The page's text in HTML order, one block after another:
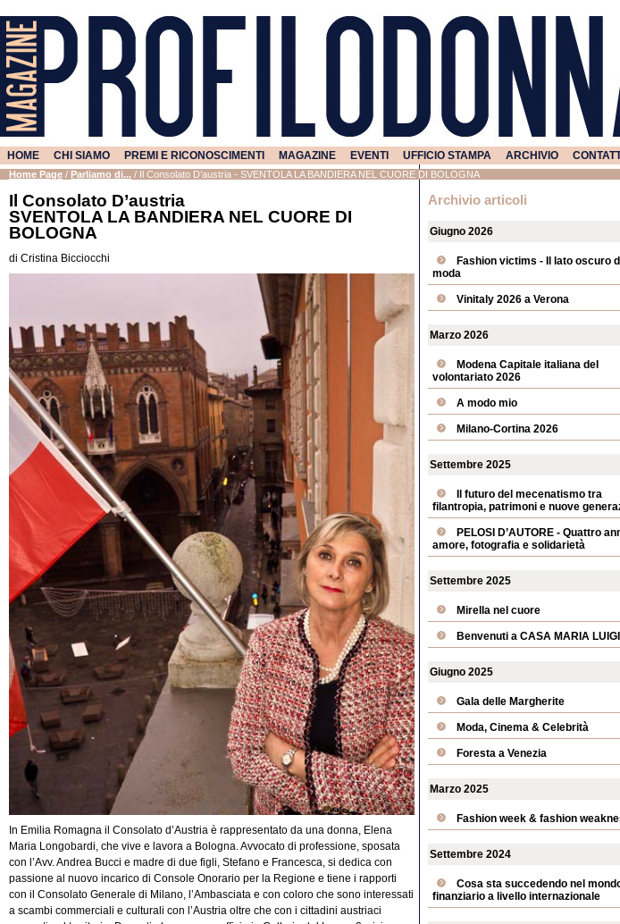
HOME CHI SIAMO PREMI E RICONOSCIMENTI MAGAZINE EVENTI UFFICIO STAMPA ARCHIVIO
Home Page / Parliamo di... / Il Consolato D’austria - SVENTOLA LA BANDIERA NEL CUORE DI BOLOGNA
Il Consolato D’austria
SVENTOLA LA BANDIERA NEL CUORE DI
BOLOGNA
di Cristina Bicciocchi
In Emilia Romagna il Consolato d’Austria è rappresentato da una donna, Elena
Maria Longobardi, che vive e lavora a Bologna. Avvocato di professione, sposata
con l’Avv. Andrea Bucci e madre di due figli, Stefano e Francesca, si dedica con
passione al nuovo incarico di Console Onorario per la Regione e tiene i rapporti
con il Consolato Generale di Milano, l’Ambasciata e con coloro che sono interessati
a scambi commerciali e culturali con l’Austria oltre che con i cittadini austriaci
Archivio articoli
Giugno 2026
Fashion victims - Il lato oscuro
moda
Vinitaly 2026 a Verona
Marzo 2026
Modena Capitale italiana del
volontariato 2026
A modo mio
Milano-Cortina 2026
Settembre 2025
Il futuro del mecenatismo tra
filantropia, patrimoni e nuove
PELOSI D’AUTORE - Quattro
amore, fotografia e solidarietà
Settembre 2025
Mirella nel cuore
Benvenuti a CASA MARIA
Giugno 2025
Gala delle Margherite
Moda, Cinema & Celebrità
Foresta a Venezia
Marzo 2025
Fashion week & fashion
Settembre 2024
Cosa sta succedendo nel
finanziario a livello internazionale